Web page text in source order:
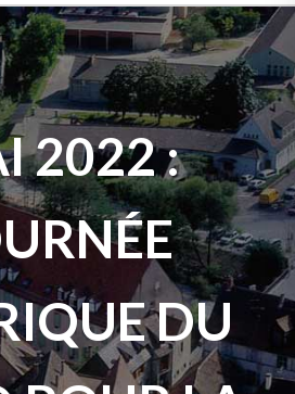
2022 :
DU